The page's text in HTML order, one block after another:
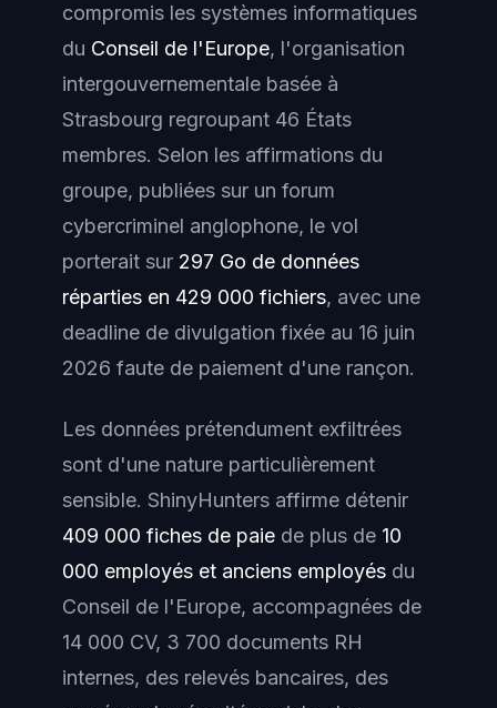
compromis les systèmes informatiques
du Conseil de l'Europe, l'organisation
intergouvernementale basée à
Strasbourg regroupant 46 États
membres. Selon les affirmations du
groupe, publiées sur un forum
cybercriminel anglophone, le vol
porterait sur 297 Go de données
réparties en 429 000 fichiers, avec une
deadline de divulgation fixée au 16 juin
2026 faute de paiement d'une rançon.
Les données prétendument exfiltrées
sont d'une nature particulièrement
sensible. ShinyHunters affirme détenir
409 000 fiches de paie de plus de 10
000 employés et anciens employés du
Conseil de l'Europe, accompagnées de
14 000 CV, 3 700 documents RH
internes, des relevés bancaires, des